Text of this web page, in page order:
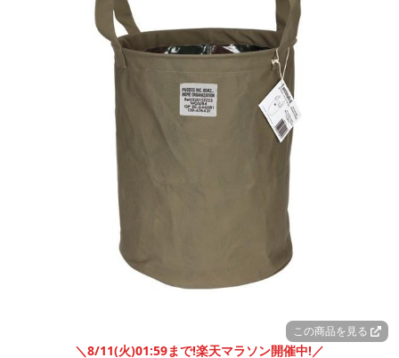
この商品を見る
＼8/11(火)01:59まで!楽天マラソン開催中!／